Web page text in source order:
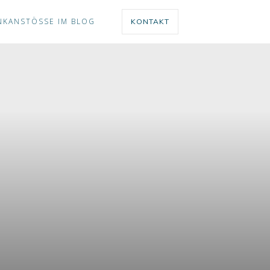
IM BLOG KONTAKT